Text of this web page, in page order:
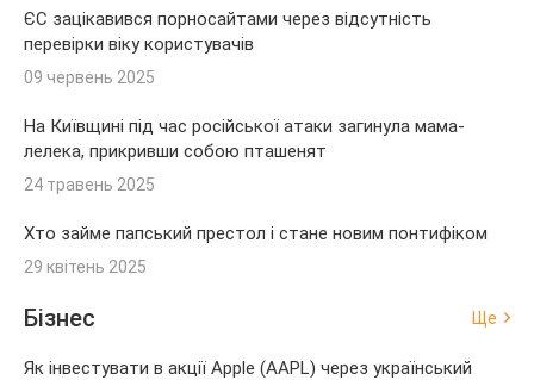
ЄС зацікавився порносайтами через відсутність
перевірки віку користувачів
09 червень 2025
На Київщині під час російської атаки загинула мама-
лелека, прикривши собою пташенят
24 травень 2025
Хто займе папський престол і стане новим понтифіком
29 квітень 2025
Бізнес Ще
Як інвестувати в акції Apple (AAPL) через український